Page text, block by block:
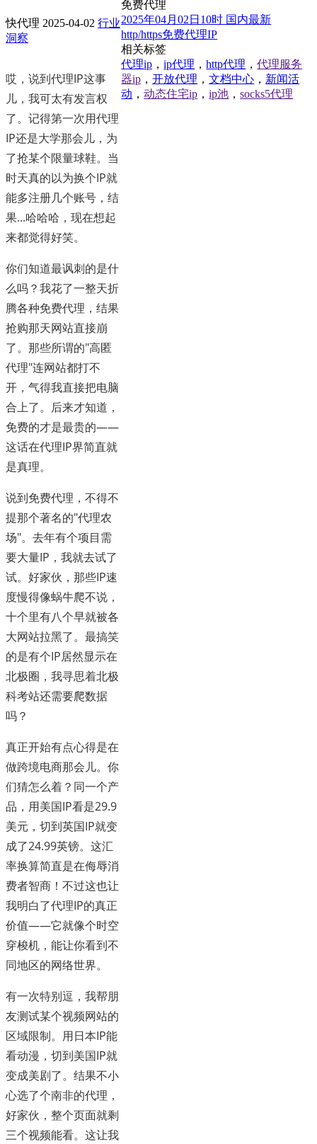
快代理 2025-04-02 行业
洞察
哎，说到代理IP这事
儿，我可太有发言权
了。记得第一次用代理
IP还是大学那会儿，为
了抢某个限量球鞋。当
时天真的以为换个IP就
能多注册几个账号，结
果...哈哈哈，现在想起
来都觉得好笑。
你们知道最讽刺的是什
么吗？我花了一整天折
腾各种免费代理，结果
抢购那天网站直接崩
了。那些所谓的"高匿
代理"连网站都打不
开，气得我直接把电脑
合上了。后来才知道，
免费的才是最贵的——
这话在代理IP界简直就
是真理。
说到免费代理，不得不
提那个著名的"代理农
场"。去年有个项目需
要大量IP，我就去试了
试。好家伙，那些IP速
度慢得像蜗牛爬不说，
十个里有八个早就被各
大网站拉黑了。最搞笑
的是有个IP居然显示在
北极圈，我寻思着北极
科考站还需要爬数据
吗？
真正开始有点心得是在
做跨境电商那会儿。你
们猜怎么着？同一个产
品，用美国IP看是29.9
美元，切到英国IP就变
成了24.99英镑。这汇
率换算简直是在侮辱消
费者智商！不过这也让
我明白了代理IP的真正
价值——它就像个时空
穿梭机，能让你看到不
同地区的网络世界。
有一次特别逗，我帮朋
友测试某个视频网站的
区域限制。用日本IP能
看动漫，切到美国IP就
变成美剧了。结果不小
心选了个南非的代理，
好家伙，整个页面就剩
三个视频能看。这让我
免费代理
2025年04月02日10时 国内最新
http/https免费代理IP
相关标签
代理ip ，ip代理 ，http代理 ，代理服务
器ip ，开放代理 ，文档中心 ， 新闻活
动 ，动态住宅ip ，ip池 ，socks5代理